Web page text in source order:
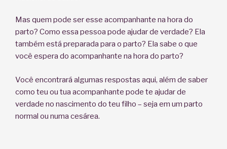
Mas quem pode ser esse acompanhante na hora do
parto? Como essa pessoa pode ajudar de verdade? Ela
também está preparada para o parto? Ela sabe o que
você espera do acompanhante na hora do parto?
Você encontrará algumas respostas aqui, além de saber
como teu ou tua acompanhante pode te ajudar de
verdade no nascimento do teu filho – seja em um parto
normal ou numa cesárea.